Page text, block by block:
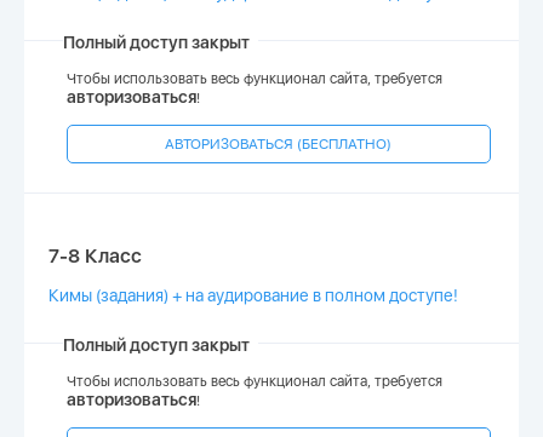
Полный доступ закрыт
Чтобы использовать весь функционал сайта, требуется
авторизоваться!
АВТОРИЗОВАТЬСЯ (БЕСПЛАТНО)
7-8 Класс
Кимы (задания) + на аудирование в полном доступе!
Полный доступ закрыт
Чтобы использовать весь функционал сайта, требуется
авторизоваться!